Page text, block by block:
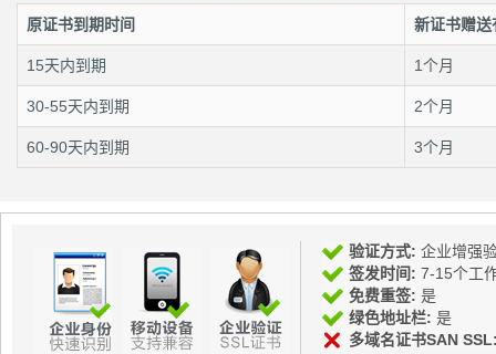
原证书到期时间 新证书赠送
15天内到期 1个月
30-55天内到期 2个月
60-90天内到期 3个月
验证方式: 企业增强
签发时间: 7-15个工
免费重签: 是
绿色地址栏: 是
多域名证书SAN